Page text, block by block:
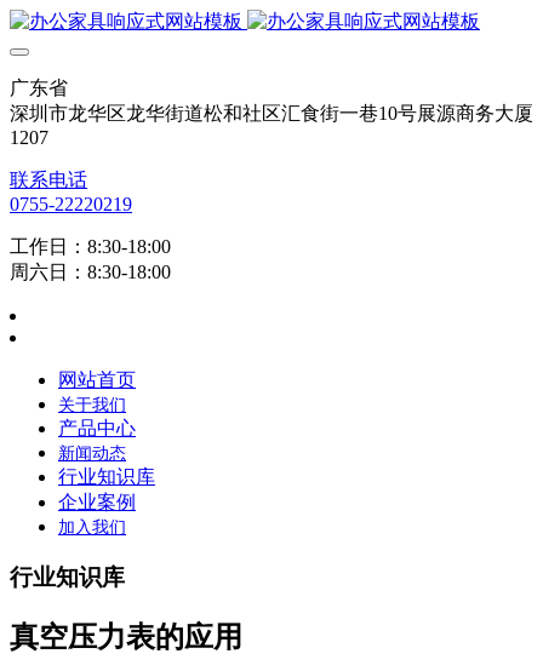
广东省
深圳市龙华区龙华街道松和社区汇食街一巷10号展源商务大厦
1207
联系电话
0755-22220219
工作日：8:30-18:00
周六日：8:30-18:00
网站首页
关于我们
产品中心
新闻动态
行业知识库
企业案例
加入我们
行业知识库
真空压力表的应用